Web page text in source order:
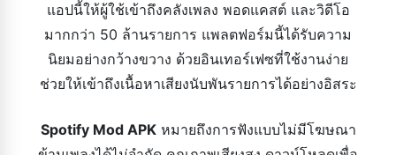
แอปนี้ให้ผู้ใช้เข้าถึงคลังเพลง พอดแคสต์ และวิดีโอ
มากกว่า 50 ล้านรายการ แพลตฟอร์มนี้ได้รับความ
นิยมอย่างกว้างขวาง ด้วยอินเทอร์เฟซที่ใช้งานง่าย
ช่วยให้เข้าถึงเนื้อหาเสียงนับพันรายการได้อย่างอิสระ
Spotify Mod APKหมายถึงการฟังแบบไม่มีโฆษณา